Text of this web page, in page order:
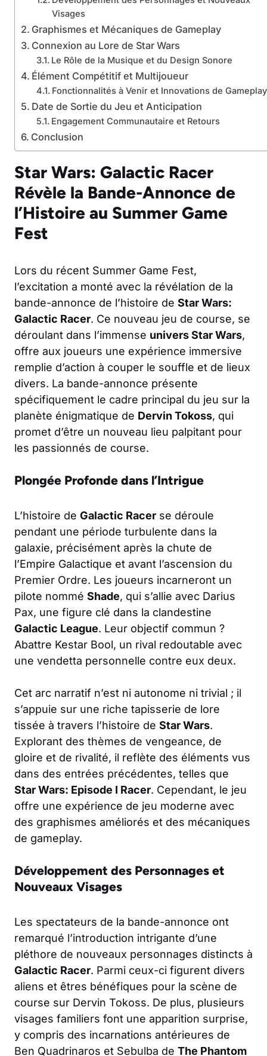
Visages
Graphismes et Mécaniques de Gameplay
Connexion au Lore de Star Wars
Le Rôle de la Musique et du Design Sonore
Élément Compétitif et Multijoueur
Fonctionnalités à Venir et Innovations de Gameplay
Date de Sortie du Jeu et Anticipation
Engagement Communautaire et Retours
Conclusion
Star Wars: Galactic Racer
Révèle la Bande-Annonce de
l’Histoire au Summer Game
Fest
Lors du récent Summer Game Fest,
l’excitation a monté avec la révélation de la
bande-annonce de l’histoire de Star Wars:
Galactic Racer. Ce nouveau jeu de course, se
déroulant dans l’immense univers Star Wars,
offre aux joueurs une expérience immersive
remplie d’action à couper le souffle et de lieux
divers. La bande-annonce présente
spécifiquement le cadre principal du jeu sur la
planète énigmatique de Dervin Tokoss, qui
promet d’être un nouveau lieu palpitant pour
les passionnés de course.
Plongée Profonde dans l’Intrigue
L’histoire de Galactic Racer se déroule
pendant une période turbulente dans la
galaxie, précisément après la chute de
l’Empire Galactique et avant l’ascension du
Premier Ordre. Les joueurs incarneront un
pilote nommé Shade, qui s’allie avec Darius
Pax, une figure clé dans la clandestine
Galactic League. Leur objectif commun ?
Abattre Kestar Bool, un rival redoutable avec
une vendetta personnelle contre eux deux.
Cet arc narratif n’est ni autonome ni trivial ; il
s’appuie sur une riche tapisserie de lore
tissée à travers l’histoire de Star Wars.
Explorant des thèmes de vengeance, de
gloire et de rivalité, il reflète des éléments vus
dans des entrées précédentes, telles que
Star Wars: Episode I Racer. Cependant, le jeu
offre une expérience de jeu moderne avec
des graphismes améliorés et des mécaniques
de gameplay.
Développement des Personnages et
Nouveaux Visages
Les spectateurs de la bande-annonce ont
remarqué l’introduction intrigante d’une
pléthore de nouveaux personnages distincts à
Galactic Racer. Parmi ceux-ci figurent divers
aliens et êtres bénéfiques pour la scène de
course sur Dervin Tokoss. De plus, plusieurs
visages familiers font une apparition surprise,
y compris des incarnations antérieures de
Ben Quadrinaros et Sebulba de The Phantom